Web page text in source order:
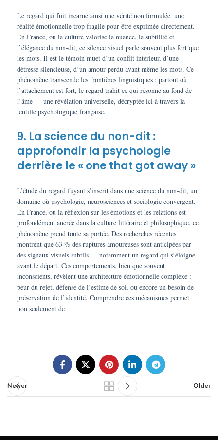
Le regard qui fuit incarne ainsi une vérité non formulée, une
réalité émotionnelle trop fragile pour être exprimée directement.
En France, où la culture valorise la nuance, la subtilité et
l’élégance du non-dit, ce silence visuel parle souvent plus fort que
les mots. Il est le témoin muet d’un conflit intérieur, d’une
détresse silencieuse, d’un amour perdu avant même les mots. Ce
phénomène transcende les frontières linguistiques : partout où
l’attachement est fort, le regard trahit ce qui résonne au fond de
l’âme — une révélation universelle, décryptée ici à travers la
lentille psychologique française.
9. La science du non-dit :
approfondir la psychologie
derrière le « one that got away »
L’étude du regard fuyant s’inscrit dans une science du non-dit, un
domaine où psychologie, neurosciences et sociologie convergent.
En France, où la réflexion sur les émotions et les relations est
profondément ancrée dans la culture littéraire et philosophique, ce
phénomène prend toute sa portée. Des recherches récentes
montrent que 63 % des ruptures amoureuses sont anticipées par
des signaux visuels subtils — notamment un regard qui s’éloigne
avant le départ. Ces comportements, bien que souvent
inconscients, révèlent une architecture émotionnelle complexe :
peur du rejet, défense de l’estime de soi, ou encore un besoin de
préservation de l’identité. Comprendre ces mécanismes permet
non seulement de
Newer Older